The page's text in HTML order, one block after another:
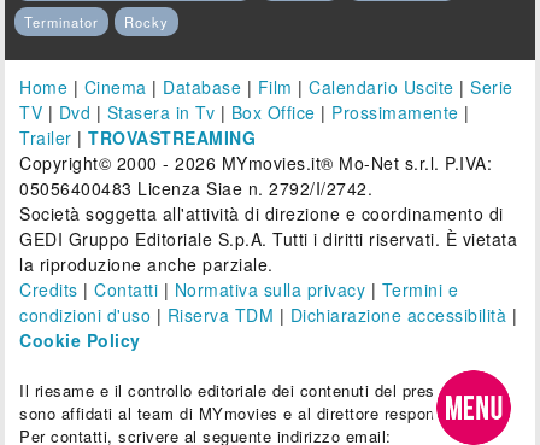
Terminator
Rocky
Home | Cinema | Database | Film |Calendario Uscite |Serie
TV | Dvd | Stasera in Tv | Box Office | Prossimamente |
Trailer |TROVASTREAMING
Copyright© 2000 - 2026 MYmovies.it® Mo-Net s.r.l. P.IVA:
05056400483 Licenza Siae n. 2792/I/2742.
Società soggetta all'attività di direzione e coordinamento di
GEDI Gruppo Editoriale S.p.A. Tutti i diritti riservati. È vietata
la riproduzione anche parziale.
Credits |Contatti | Normativa sulla privacy | Termini e
condizioni d'uso | Riserva TDM | Dichiarazione accessibilità |
Cookie Policy
Il riesame e il controllo editoriale dei contenuti del presente sito
sono affidati al team di MYmovies e al direttore responsabile.
Per contatti, scrivere al seguente indirizzo email: